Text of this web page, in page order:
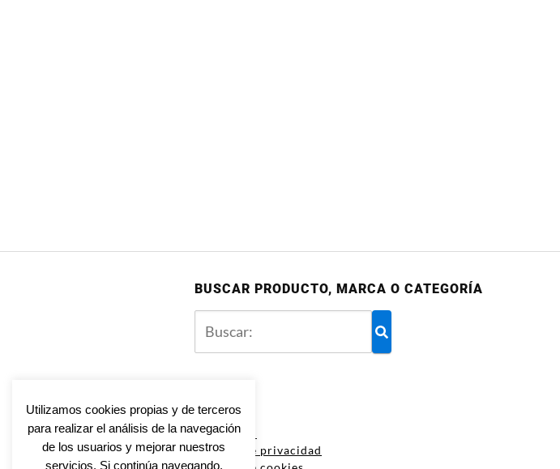
BUSCAR PRODUCTO, MARCA O CATEGORÍA
Aviso legal
Política de privacidad
Utilizamos cookies propias y de terceros
para realizar el análisis de la navegación
de los usuarios y mejorar nuestros
servicios. Si continúa navegando,